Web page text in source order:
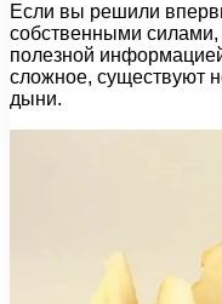
Если вы решили
собственными силами,
полезной
сложное, существуют
дыни.